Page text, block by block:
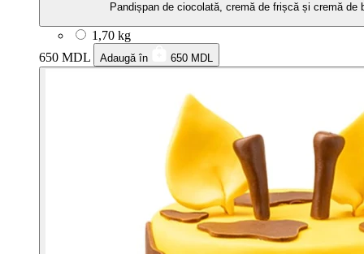
Pandișpan de ciocolată, cremă de frișcă și cremă de
1,70 kg
650 MDL
Adaugă în 650 MDL